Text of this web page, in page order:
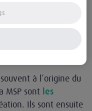
fluide, la
première
à l’origine du
MSP sont les
Ils sont ensuite